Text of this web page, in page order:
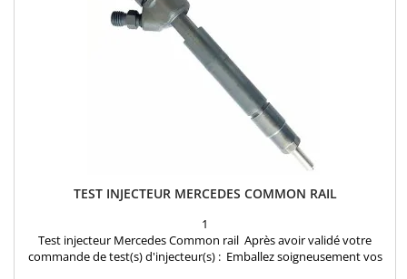
TEST INJECTEUR MERCEDES COMMON RAIL
1
Test injecteur Mercedes Common rail Après avoir validé votre
commande de test(s) d'injecteur(s) : Emballez soigneusement vos